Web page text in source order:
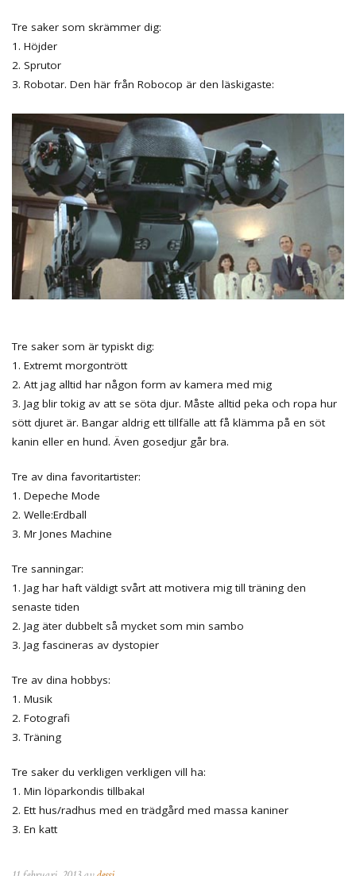
Tre saker som skrämmer dig:
1. Höjder
2. Sprutor
3. Robotar. Den här från Robocop är den läskigaste:
Tre saker som är typiskt dig:
1. Extremt morgontrött
2. Att jag alltid har någon form av kamera med mig
3. Jag blir tokig av att se söta djur. Måste alltid peka och ropa hur
sött djuret är. Bangar aldrig ett tillfälle att få klämma på en söt
kanin eller en hund. Även gosedjur går bra.
Tre av dina favoritartister:
1. Depeche Mode
2. Welle:Erdball
3. Mr Jones Machine
Tre sanningar:
1. Jag har haft väldigt svårt att motivera mig till träning den
senaste tiden
2. Jag äter dubbelt så mycket som min sambo
3. Jag fascineras av dystopier
Tre av dina hobbys:
1. Musik
2. Fotografi
3. Träning
Tre saker du verkligen verkligen vill ha:
1. Min löparkondis tillbaka!
2. Ett hus/radhus med en trädgård med massa kaniner
3. En katt